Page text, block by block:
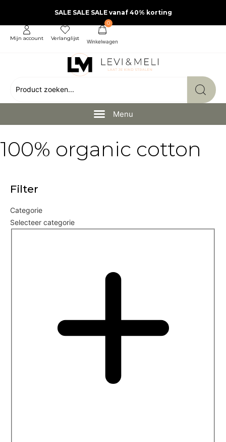
SALE SALE SALE vanaf 40% korting
Mijn account Verlanglijst
0
100% organic cotton
Filter
Categorie
Selecteer categorie